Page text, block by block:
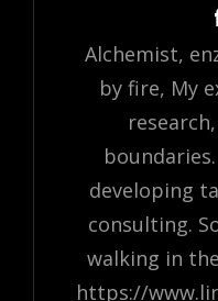
Alchemist,
by fire, My
developing
consulting.
walking in
https://